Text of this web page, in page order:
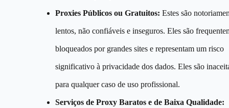
Proxies Públicos ou Gratuitos: Estes são
lentos, não confiáveis e inseguros. Eles são
bloqueados por grandes sites e representam um risco
significativo à privacidade dos dados. Eles são
para qualquer caso de uso profissional.
Serviços de Proxy Baratos e de Baixa Qualidade: